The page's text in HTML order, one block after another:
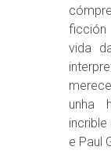
vida
unha
e Paul